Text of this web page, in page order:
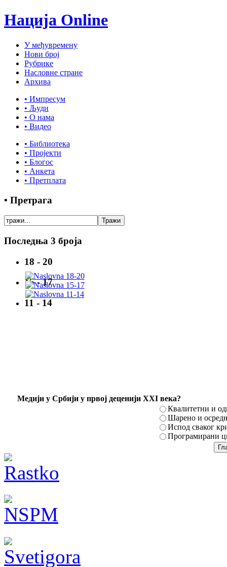
Нација Online
У међувремену
Нови број
Рубрике
Насловне стране
Архива
• Импресум
• Људи
• О нама
• Видео
• Библиотека
• Пројекти
• Блогос
• Анкета
• Претплата
• Претрага
Последња 3 броја
18 - 20
15 - 17
11 - 14
Mедији у Србији у првој деценији XXI века?
Квалитетни и
Шарено и
Испод сваког
Програмирани